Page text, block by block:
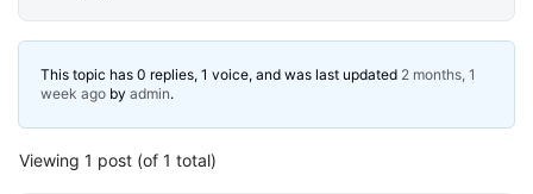
This topic has 0 replies, 1 voice, and was last updated 2 months, 1
week ago by admin.
Viewing 1 post (of 1 total)